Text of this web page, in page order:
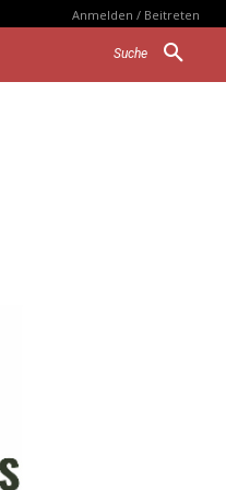
Anmelden / Beitreten
Suche